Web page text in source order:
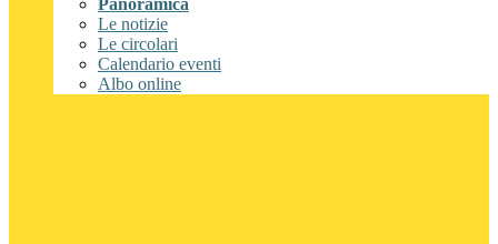
Panoramica
Le notizie
Le circolari
Calendario eventi
Albo online